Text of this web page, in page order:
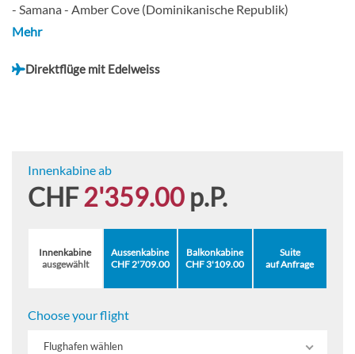
- Samana - Amber Cove (Dominikanische Republik)
Mehr
Direktflüge mit Edelweiss
Innenkabine ab
CHF2'359.00 p.P.
Innenkabine
ausgewählt
Aussenkabine
CHF 2'709.00
Balkonkabine
CHF 3'109.00
Suite
auf Anfrage
Choose your flight
Flughafen wählen